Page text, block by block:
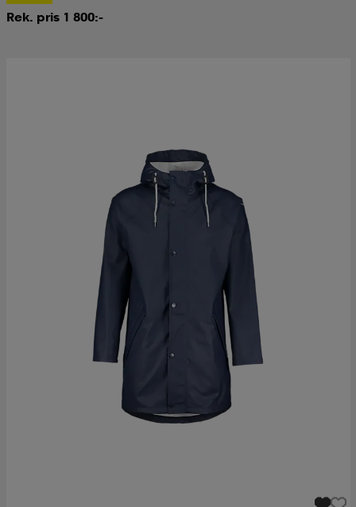
Rek. pris 1 800:-